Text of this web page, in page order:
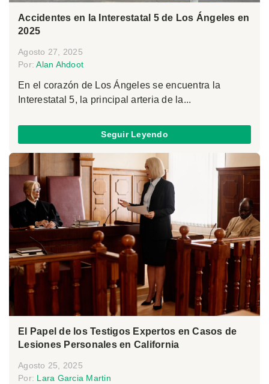
Accidentes en la Interestatal 5 de Los Ángeles en
2025
Agosto 27, 2025
Por:Alan Ahdoot
En el corazón de Los Ángeles se encuentra la
Interestatal 5, la principal arteria de la...
Seguir Leyendo
El Papel de los Testigos Expertos en Casos de
Lesiones Personales en California
Agosto 25, 2025
Por: Lara Garcia Martin